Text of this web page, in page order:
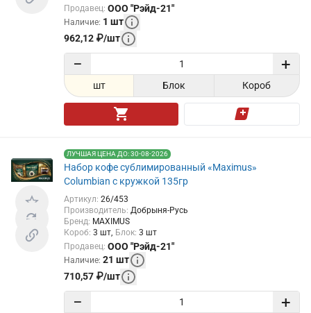
Продавец: ООО "Рэйд-21"
Наличие: 1 шт
962,12 ₽/шт
− +
шт Блок Короб
ЛУЧШАЯ ЦЕНА ДО: 30-08-2026
Набор кофе сублимированный «Maximus»
Columbian с кружкой 135гр
Артикул: 26/453
Производитель: Добрыня-Русь
Бренд: MAXIMUS
Короб: 3 шт Блок: 3 шт
Продавец: ООО "Рэйд-21"
Наличие: 21 шт
710,57 ₽/шт
− +